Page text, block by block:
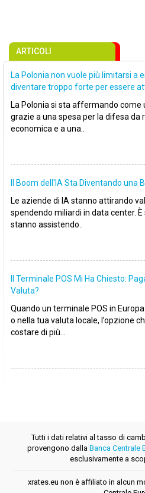
ARTICOLI
La Polonia non vuole più limitarsi a
diventare troppo forte per essere
La Polonia si sta affermando
grazie a una spesa per la difesa da
economica e a una..
Il Boom dell'IA Sta Diventando una
Le aziende di IA stanno attirando
spendendo miliardi in data center.
stanno assistendo..
Il Terminale POS Mi Ha Chiesto:
Valuta?
Quando un terminale POS in
o nella tua valuta locale, l’opzione
costare di più...
Tutti i dati relativi al tasso di
provengono dalla Banca Centrale
esclusivamente a
xrates.eu non è affiliato in alcun